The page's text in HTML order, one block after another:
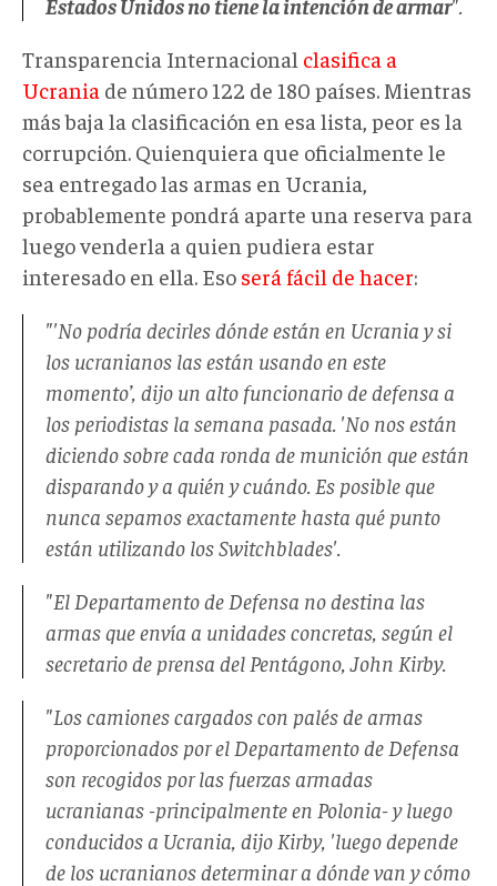
Transparencia Internacional clasifica a
Ucrania de número 122 de 180 países. Mientras
más baja la clasificación en esa lista, peor es la
corrupción. Quienquiera que oficialmente le
sea entregado las armas en Ucrania,
probablemente pondrá aparte una reserva para
luego venderla a quien pudiera estar
interesado en ella. Eso será fácil de hacer:
"'No podría decirles dónde están en Ucrania y si
los ucranianos las están usando en este
momento’, dijo un alto funcionario de defensa a
los periodistas la semana pasada. 'No nos están
diciendo sobre cada ronda de munición que están
disparando y a quién y cuándo. Es posible que
nunca sepamos exactamente hasta qué punto
están utilizando los Switchblades'.
"El Departamento de Defensa no destina las
armas que envía a unidades concretas, según el
secretario de prensa del Pentágono, John Kirby.
"Los camiones cargados con palés de armas
proporcionados por el Departamento de Defensa
son recogidos por las fuerzas armadas
ucranianas -principalmente en Polonia- y luego
conducidos a Ucrania, dijo Kirby, 'luego depende
de los ucranianos determinar a dónde van y cómo